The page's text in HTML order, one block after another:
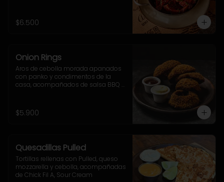
$6.500
Onion Rings
Aros de cebolla morada apanados
con panko y condimentos de la
casa, acompañados de salsa BBQ y
$5.900
Quesadillas Pulled
Tortillas rellenas con Pulled, queso
mozzarella y cebolla, acompañadas
de Chick Fil A, Sour Cream